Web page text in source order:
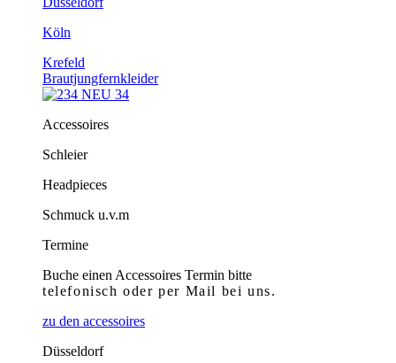
Köln
Krefeld
Brautjungfernkleider
Accessoires
Schleier
Headpieces
Schmuck u.v.m
Termine
Buche einen Accessoires Termin bitte
telefonischoder per Mail bei uns.
zu den accessoires
Düsseldorf